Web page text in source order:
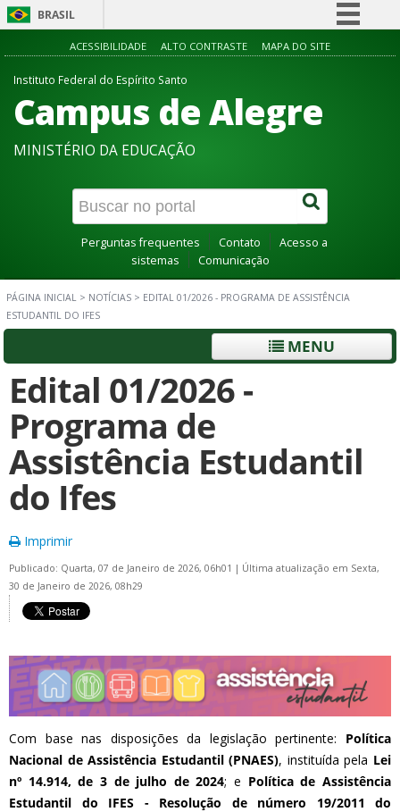
BRASIL
Simplifique!
Acesso à informação
Canais
ACESSIBILIDADE ALTO CONTRASTE MAPA DO SITE
Instituto Federal do Espírito Santo
Campus de Alegre
MINISTÉRIO DA EDUCAÇÃO
Perguntas frequentes Contato
Acesso a
sistemas
Comunicação
PÁGINA INICIAL > NOTÍCIAS > EDITAL 01/2026 - PROGRAMA DE ASSISTÊNCIA
ESTUDANTIL DO IFES
MENU
Edital 01/2026 -
Programa de
Assistência Estudantil
do Ifes
Imprimir
Publicado: Quarta, 07 de Janeiro de 2026, 06h01 | Última atualização em Sexta,
30 de Janeiro de 2026, 08h29
Com base nas disposições da legislação pertinente: Política
Nacional de Assistência Estudantil (PNAES), instituída pela Lei
nº 14.914, de 3 de julho de 2024; e Política de Assistência
Estudantil do IFES - Resolução de número 19/2011 do